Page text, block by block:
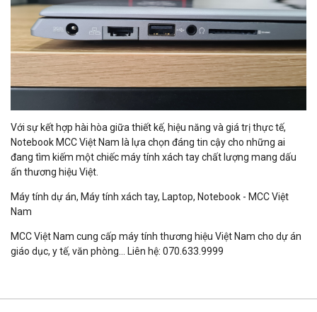
Với sự kết hợp hài hòa giữa thiết kế, hiệu năng và giá trị thực tế,
Notebook MCC Việt Nam là lựa chọn đáng tin cậy cho những ai
đang tìm kiếm một chiếc máy tính xách tay chất lượng mang dấu
ấn thương hiệu Việt.
Máy tính dự án, Máy tính xách tay, Laptop, Notebook - MCC Việt
Nam
MCC Việt Nam cung cấp máy tính thương hiệu Việt Nam cho dự án
giáo dục, y tế, văn phòng... Liên hệ: 070.633.9999